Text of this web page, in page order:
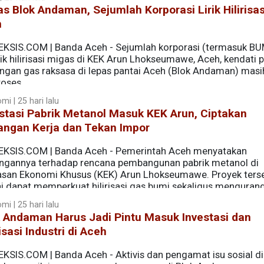
oleh besarnya cadangan yang tersedia, melainkan
pemerintah. Pertanyaan mendasarnya adalah, apakah
yang dikirim ke luar daerah atau bahkan ke luar negeri,
yang mampu menciptakan nilai tambah bagi Indonesia?
Blok Andaman, Sejumlah Korporasi Lirik
| Banda Aceh - Sejumlah korporasi (termasuk
hilirisasi migas di KEK Arun Lhokseumawe, Aceh, kendati
gas raksasa di lepas pantai Aceh (Blok Andaman)
| 25 hari lalu
Pabrik Metanol Masuk KEK Arun, Ciptakan
Kerja dan Tekan Impor
| Banda Aceh - Pemerintah Aceh menyatakan
terhadap rencana pembangunan pabrik metanol di
Ekonomi Khusus (KEK) Arun Lhokseumawe. Proyek
dapat memperkuat hilirisasi gas bumi sekaligus
metanol.
| 25 hari lalu
Andaman Harus Jadi Pintu Masuk Investasi dan
Industri di Aceh
| Banda Aceh - Aktivis dan pengamat isu sosial